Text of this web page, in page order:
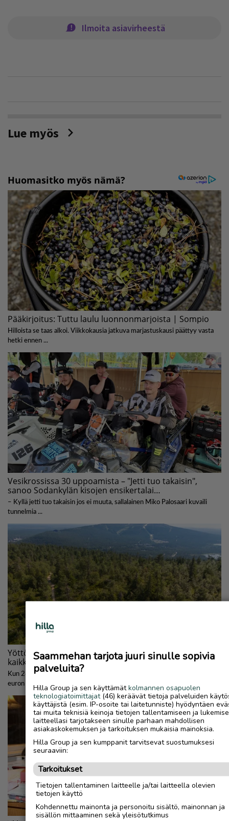
Ilmoita asiavirheestä
Lue myös
Saammehan tarjota juuri sinulle sopivia
palveluita?
Hilla Group ja sen käyttämätkolmannen osapuolen
teknologiatoimittajat(46) keräävät tietoja palveluiden
käyttäjistä (esim. IP-osoite tai laitetunniste) hyödyntäen
tai muita teknisiä keinoja tietojen tallentamiseen ja
laitteellasi tarjotakseen sinulle parhaan mahdollisen
asiakaskokemuksen ja tarkoituksen mukaisia mainoksia.
Hilla Group ja sen kumppanit tarvitsevat suostumuksesi
seuraaviin:
Tarkoitukset
Tietojen tallentaminen laitteelle ja/tai laitteella olevien
tietojen käyttö
Kohdennettu mainonta ja personoitu sisältö, mainonnan ja
sisällön mittaaminen sekä yleisötutkimus